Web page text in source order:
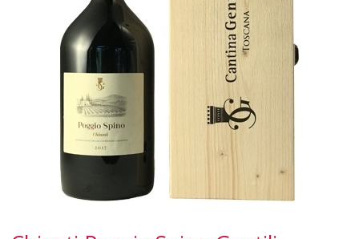
NON SOLO VINO
WINESHOP.IT
TROVAIL TUO VINO